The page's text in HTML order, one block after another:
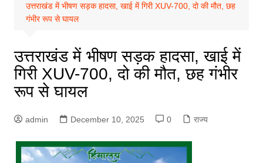
उत्तराखंड में भीषण सड़क हादसा, खाई में गिरी XUV-700, दो की मौत, छह
गंभीर रूप से घायल
उत्तराखंड में भीषण सड़क हादसा, खाई में
गिरी XUV-700, दो की मौत, छह गंभीर
रूप से घायल
admin December 10, 2025 0 राज्य